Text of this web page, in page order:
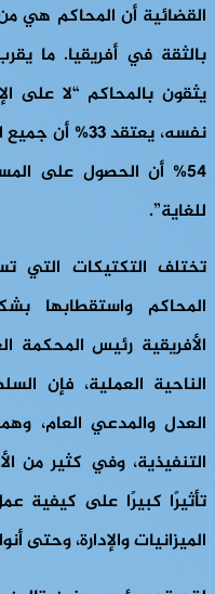
القضائية أن المحاكم هي
يثقون بالمحاكم “لا على
نفسه، يعتقد
54% أن الحصول على
للغاية”.
تختلف التكتيكات التي
المحاكم واستقطابها
الأفريقية رئيس المحكمة
الناحية العملية، فإن
العدل والمدعي العام،
التنفيذية، وفي كثير من
تأثيرًا كبيرًا على كيفية
الميزانيات والإدارة، وحتى